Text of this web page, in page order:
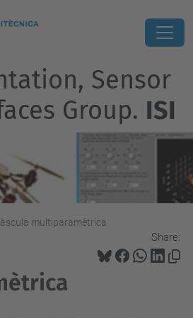
Sensor
Group. ISI
multiparamètrica
Share: